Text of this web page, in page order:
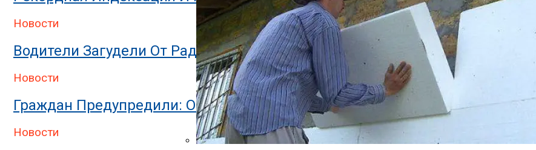
Новости
Водители Загудели От Радости: С 31 Октября На АЗС Будут Заправлять
Новости
Граждан Предупредили: Отказ От Бумажных Денег Произойдет:
Новости